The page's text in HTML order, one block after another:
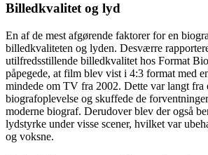
Billedkvalitet og lyd
En af de mest afgørende faktorer for en
billedkvaliteten og lyden. Desværre
utilfredsstillende billedkvalitet hos Format
påpegede, at film blev vist i 4:3 format med
mindede om TV fra 2002. Dette var langt fra
biografoplevelse og skuffede de
moderne biograf. Derudover blev der også
lydstyrke under visse scener, hvilket var
og voksne.